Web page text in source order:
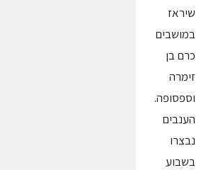
שיראז
במושבים
כרם בן
זימרה
וספסופה.
הענבים
נבצרו
בשבוע